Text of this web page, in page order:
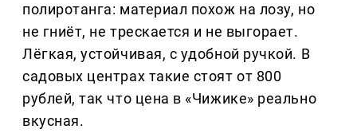
полиротанга: материал похож на лозу, но
не гниёт, не трескается и не выгорает.
Лёгкая, устойчивая, с удобной ручкой. В
садовых центрах такие стоят от 800
рублей, так что цена в «Чижике» реально
вкусная.